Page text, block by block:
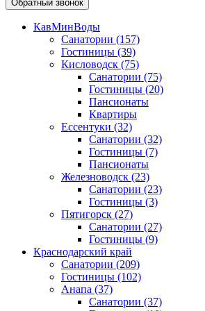
Обратный звонок
КавМинВоды
Санатории (157)
Гостиницы (39)
Кисловодск (75)
Санатории (75)
Гостиницы (20)
Пансионаты
Квартиры
Ессентуки (32)
Санатории (32)
Гостиницы (7)
Пансионаты
Железноводск (23)
Санатории (23)
Гостиницы (3)
Пятигорск (27)
Санатории (27)
Гостиницы (9)
Краснодарский край
Санатории (209)
Гостиницы (102)
Анапа (37)
Санатории (37)